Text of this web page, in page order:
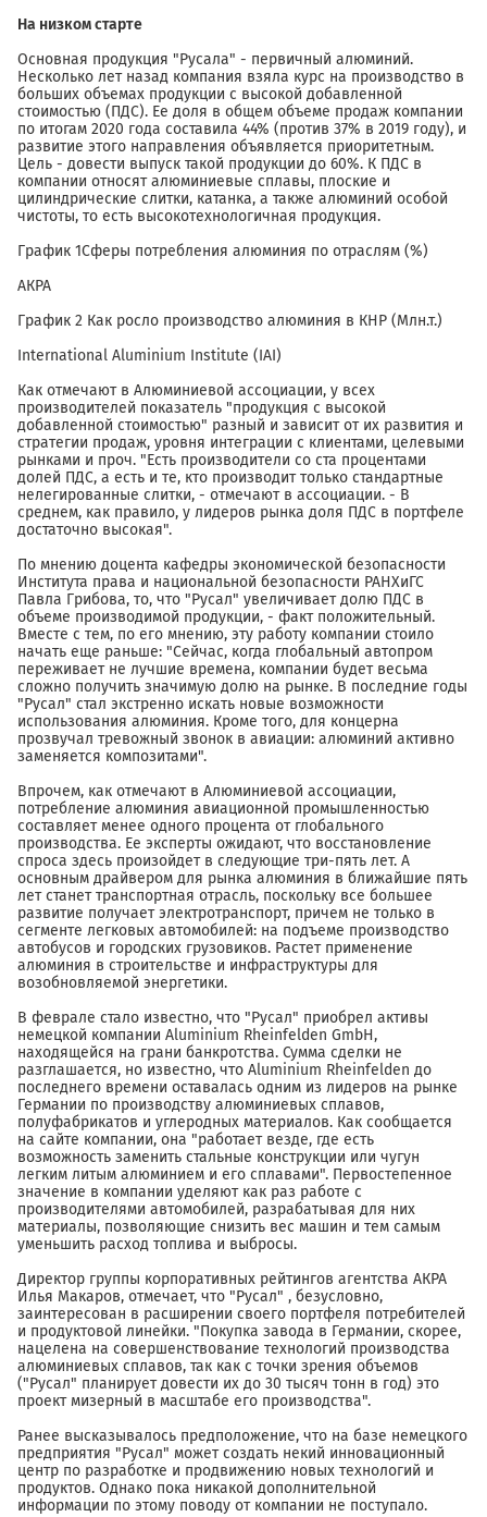
На низком старте
Основная продукция "Русала" - первичный алюминий.
Несколько лет назад компания взяла курс на производство в
больших объемах продукции с высокой добавленной
стоимостью (ПДС). Ее доля в общем объеме продаж компании
по итогам 2020 года составила 44% (против 37% в 2019 году), и
развитие этого направления объявляется приоритетным.
Цель - довести выпуск такой продукции до 60%. К ПДС в
компании относят алюминиевые сплавы, плоские и
цилиндрические слитки, катанка, а также алюминий особой
чистоты, то есть высокотехнологичная продукция.
График 1Сферы потребления алюминия по отраслям (%)
АКРА
График 2 Как росло производство алюминия в КНР (Млн.т.)
International Aluminium Institute (IAI)
Как отмечают в Алюминиевой ассоциации, у всех
производителей показатель "продукция с высокой
добавленной стоимостью" разный и зависит от их развития и
стратегии продаж, уровня интеграции с клиентами, целевыми
рынками и проч. "Есть производители со ста процентами
долей ПДС, а есть и те, кто производит только стандартные
нелегированные слитки, - отмечают в ассоциации. - В
среднем, как правило, у лидеров рынка доля ПДС в портфеле
достаточно высокая".
По мнению доцента кафедры экономической безопасности
Института права и национальной безопасности РАНХиГС
Павла Грибова, то, что "Русал" увеличивает долю ПДС в
объеме производимой продукции, - факт положительный.
Вместе с тем, по его мнению, эту работу компании стоило
начать еще раньше: "Сейчас, когда глобальный автопром
переживает не лучшие времена, компании будет весьма
сложно получить значимую долю на рынке. В последние годы
"Русал" стал экстренно искать новые возможности
использования алюминия. Кроме того, для концерна
прозвучал тревожный звонок в авиации: алюминий активно
заменяется композитами".
Впрочем, как отмечают в Алюминиевой ассоциации,
потребление алюминия авиационной промышленностью
составляет менее одного процента от глобального
производства. Ее эксперты ожидают, что восстановление
спроса здесь произойдет в следующие три-пять лет. А
основным драйвером для рынка алюминия в ближайшие пять
лет станет транспортная отрасль, поскольку все большее
развитие получает электротранспорт, причем не только в
сегменте легковых автомобилей: на подъеме производство
автобусов и городских грузовиков. Растет применение
алюминия в строительстве и инфраструктуры для
возобновляемой энергетики.
В феврале стало известно, что "Русал" приобрел активы
немецкой компании Aluminium Rheinfelden GmbH,
находящейся на грани банкротства. Сумма сделки не
разглашается, но известно, что Aluminium Rheinfelden до
последнего времени оставалась одним из лидеров на рынке
Германии по производству алюминиевых сплавов,
полуфабрикатов и углеродных материалов. Как сообщается
на сайте компании, она "работает везде, где есть
возможность заменить стальные конструкции или чугун
легким литым алюминием и его сплавами". Первостепенное
значение в компании уделяют как раз работе с
производителями автомобилей, разрабатывая для них
материалы, позволяющие снизить вес машин и тем самым
уменьшить расход топлива и выбросы.
Директор группы корпоративных рейтингов агентства АКРА
Илья Макаров, отмечает, что "Русал" , безусловно,
заинтересован в расширении своего портфеля потребителей
и продуктовой линейки. "Покупка завода в Германии, скорее,
нацелена на совершенствование технологий производства
алюминиевых сплавов, так как с точки зрения объемов
("Русал" планирует довести их до 30 тысяч тонн в год) это
проект мизерный в масштабе его производства".
Ранее высказывалось предположение, что на базе немецкого
предприятия "Русал" может создать некий инновационный
центр по разработке и продвижению новых технологий и
продуктов. Однако пока никакой дополнительной
информации по этому поводу от компании не поступало.